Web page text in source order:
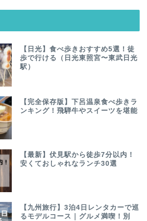
【日光】食べ歩きおすすめ5選！徒
歩で行ける（日光東照宮〜東武日光
駅）
【完全保存版】下呂温泉食べ歩きラ
ンキング！飛騨牛やスイーツを堪能
【最新】伏見駅から徒歩7分以内！
安くておしゃれなランチ30選
【九州旅行】3泊4日レンタカーで巡
るモデルコース｜グルメ満喫！別